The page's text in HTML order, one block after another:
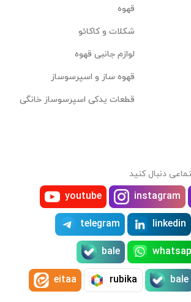
قهوه
شکلات و کاکائو
لوازم جانبی قهوه
قهوه ساز و اسپرسوساز
قطعات یدکی اسپرسوساز خانگی
دنبال کنید
instagram
youtube
linkedin
telegram
bale
bale
rubika
eitaa